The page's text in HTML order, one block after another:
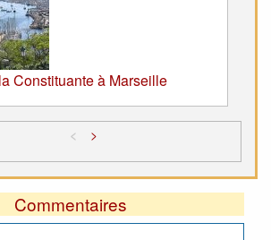
Constituante à Marseille
< >
Commentaires